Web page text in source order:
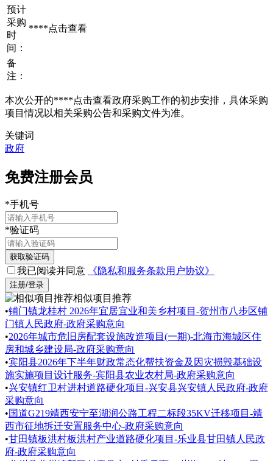
预计
采购
时
间：
****点击查看
备
注：
本次公开的****点击查看政府采购工作的初步安排，具体采购
项目情况以相关采购公告和采购文件为准。
关键词
政府
免费注册会员
*手机号
*验证码
获取验证码
我已阅读并同意 《隐私和服务条款用户协议》
注册/登录
相似项目推荐
•铺门镇龙桂村 2026年宜居宜业和美乡村项目-贺州市八步区铺
门镇人民政府-政府采购意向
•2026年城市危旧房配套设施改造项目(一期)-北海市海城区住
房和城乡建设局-政府采购意向
•宾阳县2026年下半年财政常态化帮扶资金及因灾损毁基础设
施实施项目设计服务-宾阳县农业农村局-政府采购意向
•兴安镇红卫村进村道路硬化项目-兴安县兴安镇人民政府-政府
采购意向
•国道G219靖西安宁至湖润公路工程二标段35KV迁移项目-靖
西市征地拆迁安置服务中心-政府采购意向
•甘田镇板洪村板洪村产业道路硬化项目-乐业县甘田镇人民政
府-政府采购意向